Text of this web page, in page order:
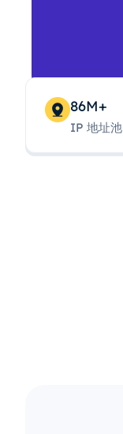
86M+
IP 地址池